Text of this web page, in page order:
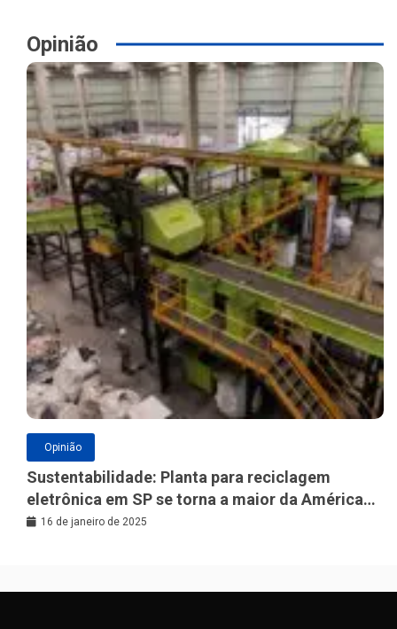
Opinião
Opinião
Sustentabilidade: Planta para reciclagem
eletrônica em SP se torna a maior da América
Latina
16 de janeiro de 2025